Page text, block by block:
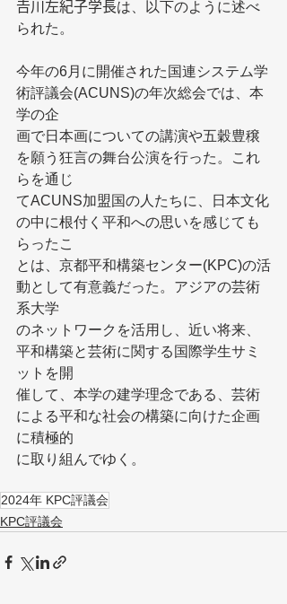
𠮷川左紀子学長は、以下のように述べ
られた。
今年の6月に開催された国連システム学
術評議会(ACUNS)の年次総会では、本
学の企
画で日本画についての講演や五穀豊穣
を願う狂言の舞台公演を行った。これ
らを通じ
てACUNS加盟国の人たちに、日本文化
の中に根付く平和への思いを感じても
らったこ
とは、京都平和構築センター(KPC)の活
動として有意義だった。アジアの芸術
系大学
のネットワークを活用し、近い将来、
平和構築と芸術に関する国際学生サミ
ットを開
催して、本学の建学理念である、芸術
による平和な社会の構築に向けた企画
に積極的
に取り組んでゆく。
2024年 KPC評議会
KPC評議会